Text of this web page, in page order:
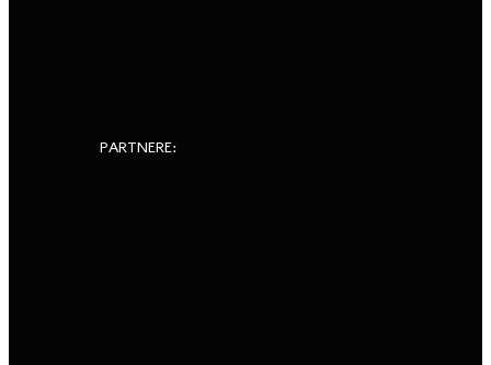
PARTNERE: